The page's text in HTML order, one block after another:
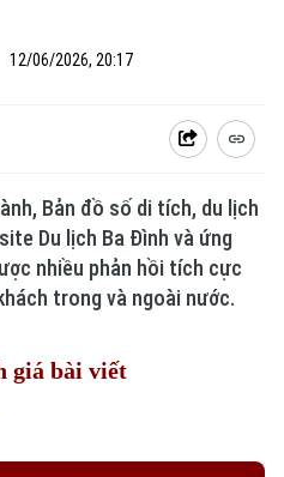
12/06/2026, 20:17
Bản đồ số di tích, du lịch
Du lịch Ba Đình và ứng
nhiều phản hồi tích cực
trong và ngoài nước.
giá bài viết